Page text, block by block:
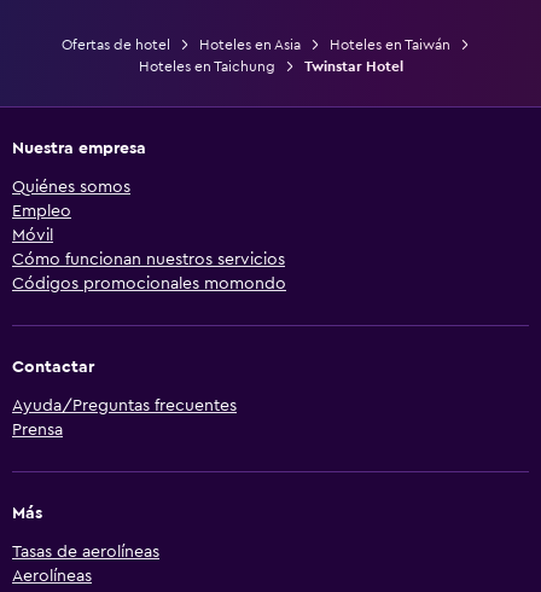
Ofertas de hotel Hoteles en Asia
Hoteles en Taiwán
Hoteles en Taichung
Twinstar Hotel
Nuestra empresa
Quiénes somos
Empleo
Móvil
Cómo funcionan nuestros servicios
Códigos promocionales momondo
Contactar
Ayuda/Preguntas frecuentes
Prensa
Más
Tasas de aerolíneas
Aerolíneas